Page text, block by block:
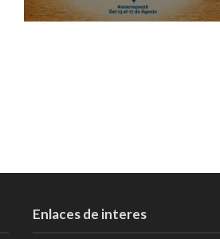
Enlaces de interes